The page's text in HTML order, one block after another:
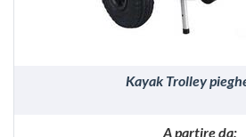
Kayak Trolley
A partire da: